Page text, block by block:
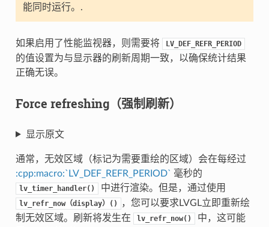
能同时运行。.
如果启用了性能监视器，则需要将 LV_DEF_REFR_PERIOD
的值设置为与显示器的刷新周期一致，以确保统计结果
正确无误。
Force refreshing（强制刷新）
显示原文
通常，无效区域（标记为需要重绘的区域）会在每经过
:cpp:macro:`LV_DEF_REFR_PERIOD` 毫秒的
lv_timer_handler() 中进行渲染。但是，通过使用
lv_refr_now（display）()
，您可以要求LVGL立即重新绘
制无效区域。刷新将发生在
lv_refr_now()
中，这可能